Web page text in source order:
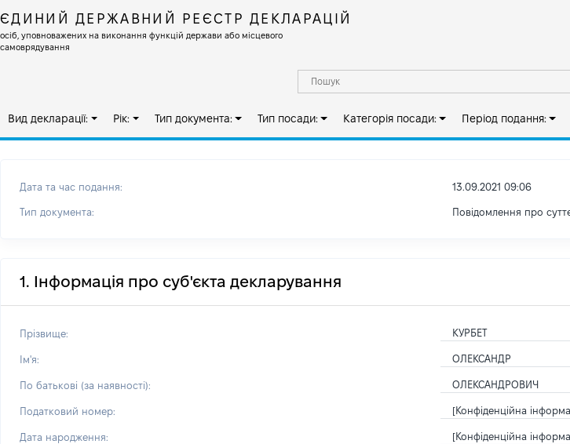
ЄДИНИЙ ДЕРЖАВНИЙ РЕЄСТР ДЕКЛАРАЦІЙ
осіб, уповноважених на виконання функцій держави або місцевого
самоврядування
Вид декларації: Рік: Тип документа: Тип посади: Категорія посади: Період подання:
Дата та час подання: 13.09.2021 09:06
Тип документа: Повідомлення про
1. Інформація про суб'єкта декларування
Прізвище: КУРБЕТ
Ім'я: ОЛЕКСАНДР
По батькові (за наявності): ОЛЕКСАНДРОВИЧ
Податковий номер: [Конфіденційна
Дата народження: [Конфіденційна